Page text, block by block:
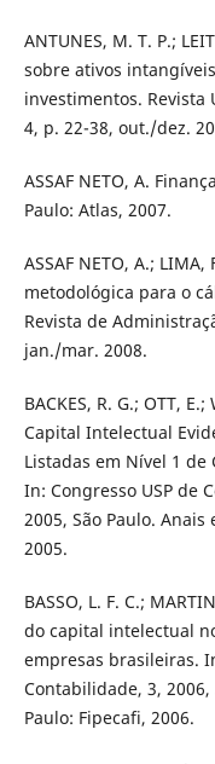
ANTUNES, M. T. P.;
sobre ativos
investimentos. Revista
4, p. 22-38, out./dez.
ASSAF NETO, A.
Paulo: Atlas, 2007.
ASSAF NETO, A.;
metodológica para o
Revista de
jan./mar. 2008.
BACKES, R. G.; OTT,
Capital Intelectual
Listadas em Nível 1 de
In: Congresso USP de
2005, São Paulo.
2005.
BASSO, L. F. C.;
do capital intelectual
empresas brasileiras.
Contabilidade, 3, 2006,
Paulo: Fipecafi, 2006.